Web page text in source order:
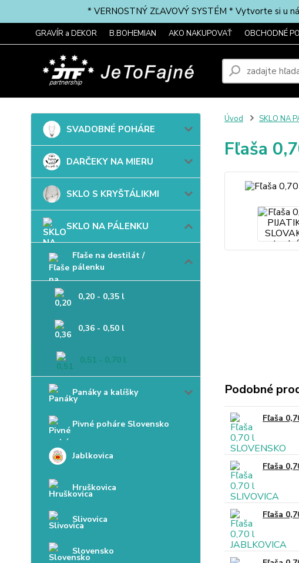
* VERNOSTNÝ ZĽAVOVÝ SYSTÉM * Vytvorte si u
GRAVÍR a DEKOR B.BOHEMIAN AKO NAKUPOVAŤ OBCHODNÉ
SVADOBNÉ POHÁRE
DARČEKY NA MIERU
SKLO S KRYŠTÁLIKMI
SKLO NA PÁLENKU
Fľaše na destilát /
pálenku
0,20 - 0,35 l
0,36 - 0,50 l
0,51 - 0,70 l
Panáky a kalíšky
Pivné poháre Slovensko
Jablkovica
Hruškovica
Slivovica
Slovensko
Úvod SKLO NA
Fľaša
Podobné
Fľaša
Fľaša
Fľaša